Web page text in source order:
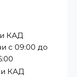
КАД
с 09:00 до
КАД